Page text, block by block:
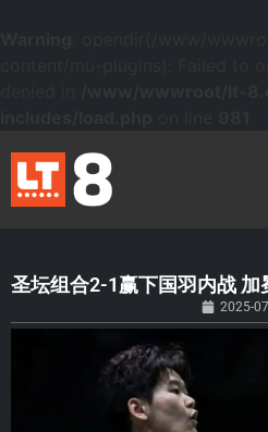
圣坛组合2-1赢下国羽内战 加
2025-